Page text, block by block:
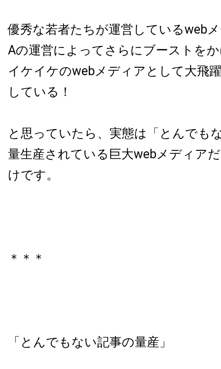
優秀な若者たちが運営しているweb
Aの運営によってさらにブーストを
イケイケのwebメディアとして大飛
している！
と思っていたら、実態は「とんでも
量生産されている巨大webメディア
けです。
＊＊＊
「とんでもない記事の量産」